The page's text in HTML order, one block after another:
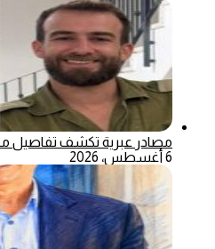
مصادر عبرية تكشف تفاصيل
6 أغسطس، 2026